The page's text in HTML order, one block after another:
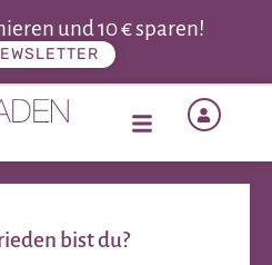
und 10 € sparen!
bist du?